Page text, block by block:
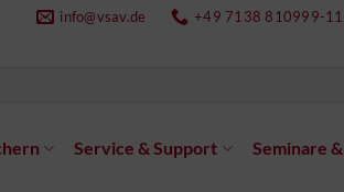
info@vsav.de +49 7138 810999-11
Service & Support Seminare